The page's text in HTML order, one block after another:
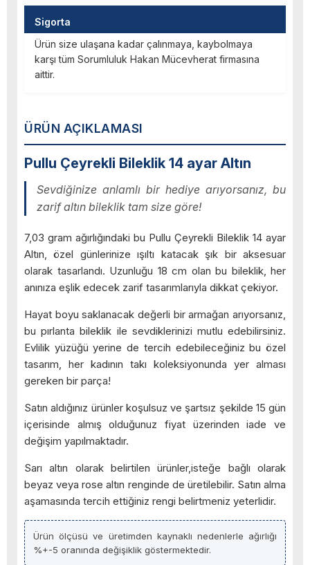
ÜRÜN AÇIKLAMASI
Pullu Çeyrekli Bileklik 14 ayar Altın
Sevdiğinize anlamlı bir hediye arıyorsanız, bu
zarif altın bileklik tam size göre!
7,03 gram ağırlığındaki bu Pullu Çeyrekli Bileklik 14 ayar
Altın, özel günlerinize ışıltı katacak şık bir aksesuar
olarak tasarlandı. Uzunluğu 18 cm olan bu bileklik, her
anınıza eşlik edecek zarif tasarımlarıyla dikkat çekiyor.
Hayat boyu saklanacak değerli bir armağan arıyorsanız,
bu pırlanta bileklik ile sevdiklerinizi mutlu edebilirsiniz.
Evlilik yüzüğü yerine de tercih edebileceğiniz bu özel
tasarım, her kadının takı koleksiyonunda yer alması
gereken bir parça!
Satın aldığınız ürünler koşulsuz ve şartsız şekilde 15 gün
içerisinde almış olduğunuz fiyat üzerinden iade ve
değişim yapılmaktadır.
Sarı altın olarak belirtilen ürünler,isteğe bağlı olarak
beyaz veya rose altın renginde de üretilebilir. Satın alma
aşamasında tercih ettiğiniz rengi belirtmeniz yeterlidir.
Ürün ölçüsü ve üretimden kaynaklı nedenlerle ağırlığı
%+-5 oranında değişiklik göstermektedir.
Sigorta
Ürün size ulaşana kadar çalınmaya, kaybolmaya
karşı tüm Sorumluluk Hakan Mücevherat firmasına
aittir.